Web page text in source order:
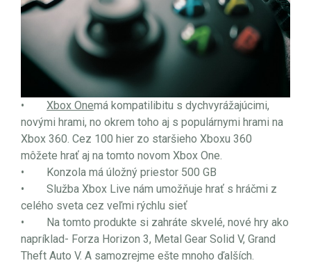
• Xbox Onemá kompatilibitu s dychvyrážajúcimi,
novými hrami, no okrem toho aj s populárnymi hrami na
Xbox 360. Cez 100 hier zo staršieho Xboxu 360
môžete hrať aj na tomto novom Xbox One.
• Konzola má úložný priestor 500 GB
• Služba Xbox Live nám umožňuje hrať s hráčmi z
celého sveta cez veľmi rýchlu sieť
• Na tomto produkte si zahráte skvelé, nové hry ako
napríklad- Forza Horizon 3, Metal Gear Solid V, Grand
Theft Auto V. A samozrejme ešte mnoho ďalších.